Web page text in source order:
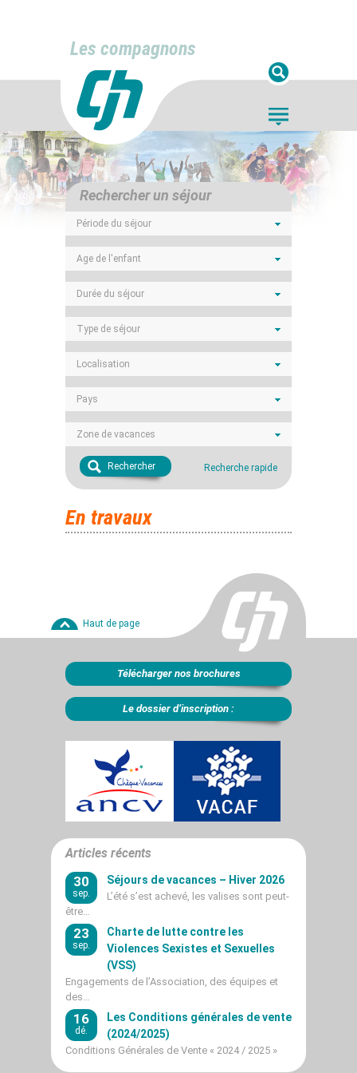
Les compagnons
Rechercher un séjour
Période du séjour
Age de l'enfant
Durée du séjour
Type de séjour
Localisation
Pays
Zone de vacances
Recherche rapide
Rechercher
En travaux
Haut de page
Télécharger nos brochures
Le dossier d’inscription :
Articles récents
30
sep.
Séjours de vacances – Hiver 2026
L’été s’est achevé, les valises sont peut-
être…
23
sep.
Charte de lutte contre les
Violences Sexistes et Sexuelles
(VSS)
Engagements de l’Association, des équipes et
des…
16
dé.
Les Conditions générales de vente
(2024/2025)
Conditions Générales de Vente « 2024 / 2025 »